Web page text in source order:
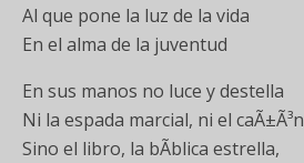
Al que pone la luz de la vida
En el alma de la juventud
En sus manos no luce y destella
Ni la espada marcial, ni el caÃ±Ã³n
Sino el libro, la bÃ­blica estrella,